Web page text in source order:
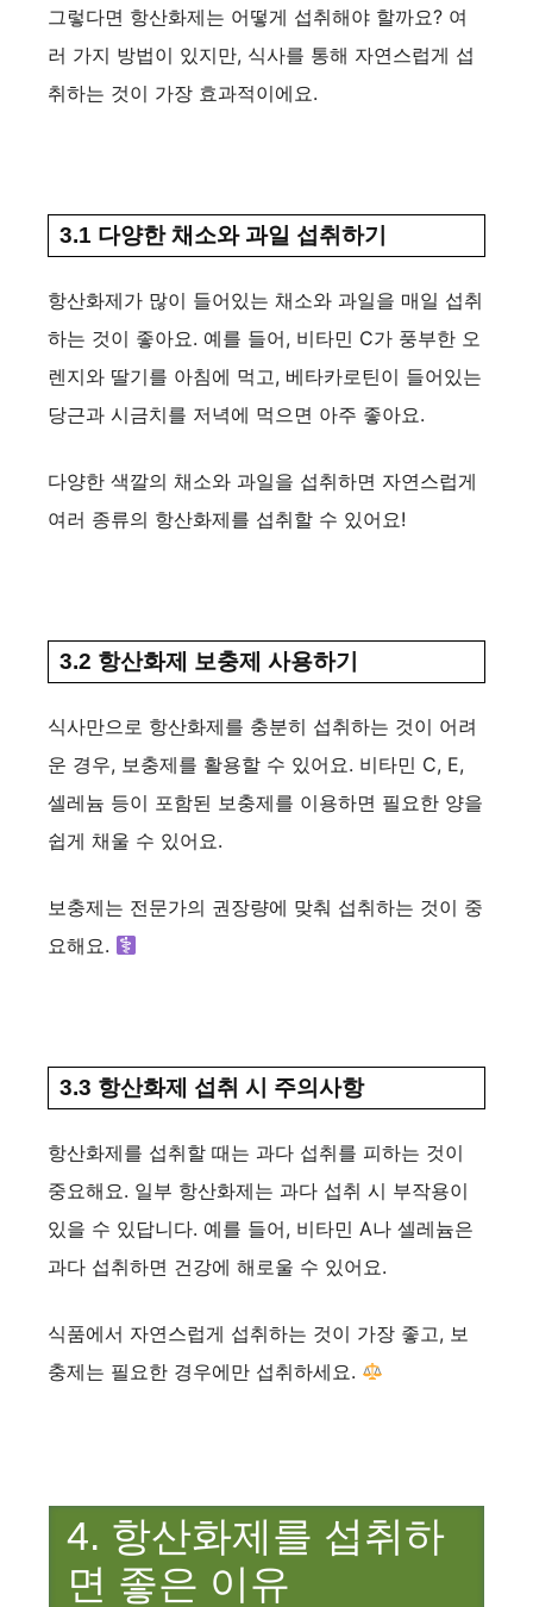
그렇다면 항산화제는 어떻게 섭취해야 할까요? 여
러 가지 방법이 있지만, 식사를 통해 자연스럽게 섭
취하는 것이 가장 효과적이에요.
3.1 다양한 채소와 과일 섭취하기
항산화제가 많이 들어있는 채소와 과일을 매일 섭취
하는 것이 좋아요. 예를 들어, 비타민 C가 풍부한 오
렌지와 딸기를 아침에 먹고, 베타카로틴이 들어있는
당근과 시금치를 저녁에 먹으면 아주 좋아요.
다양한 색깔의 채소와 과일을 섭취하면 자연스럽게
여러 종류의 항산화제를 섭취할 수 있어요!
3.2 항산화제 보충제 사용하기
식사만으로 항산화제를 충분히 섭취하는 것이 어려
운 경우, 보충제를 활용할 수 있어요. 비타민 C, E,
셀레늄 등이 포함된 보충제를 이용하면 필요한 양을
쉽게 채울 수 있어요.
보충제는 전문가의 권장량에 맞춰 섭취하는 것이 중
요해요. ‍
3.3 항산화제 섭취 시 주의사항
항산화제를 섭취할 때는 과다 섭취를 피하는 것이
중요해요. 일부 항산화제는 과다 섭취 시 부작용이
있을 수 있답니다. 예를 들어, 비타민 A나 셀레늄은
과다 섭취하면 건강에 해로울 수 있어요.
식품에서 자연스럽게 섭취하는 것이 가장 좋고, 보
충제는 필요한 경우에만 섭취하세요.
4. 항산화제를 섭취하
면 좋은 이유